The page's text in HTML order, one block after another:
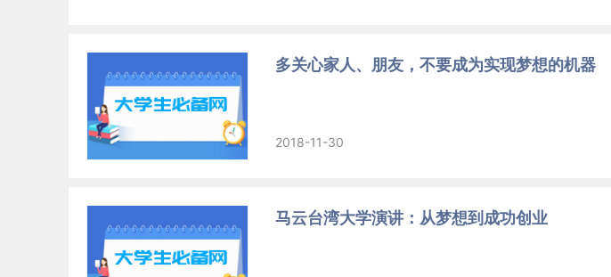
多关心家人、朋友，不要成为实现梦想的机器
2018-11-30
马云台湾大学演讲：从梦想到成功创业